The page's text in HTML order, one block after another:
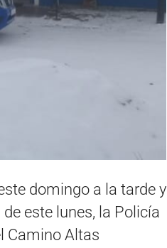
domingo a la tarde y
este lunes, la Policía
Camino Altas